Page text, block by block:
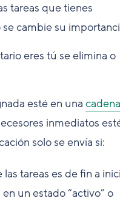
tareas que tienes
cambie su
eres tú se elimina o
esté en una
inmediatos
solo se envía si:
tareas es de fin a
un estado “activo” o